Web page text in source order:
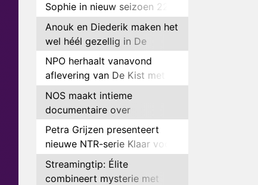
Sophie in nieuw seizoen 22
Kids and Counting
Anouk en Diederik maken het
wel héél gezellig in De
Bondgenoten
NPO herhaalt vanavond
aflevering van De Kist met
Peter Faber
NOS maakt intieme
documentaire over
hockeyster Yibbi Jansen
Petra Grijzen presenteert
nieuwe NTR-serie Klaar voor
de oorlog
Streamingtip: Élite
combineert mysterie met